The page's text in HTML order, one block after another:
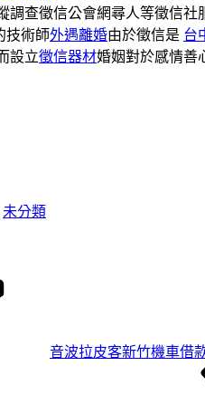
調查徵信公會網尋人等徵信社
技術師外遇離婚由於徵信是 台
設立徵信器材婚姻對於感情善
未分類
音波拉皮客新竹機車借